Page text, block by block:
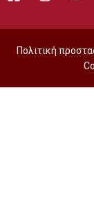
Πολιτική